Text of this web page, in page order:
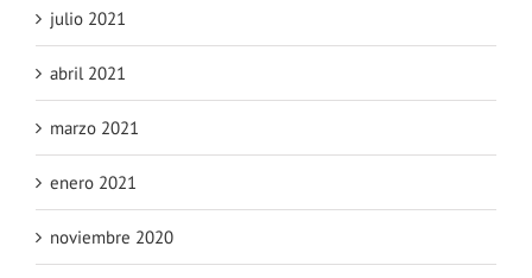
julio 2021
abril 2021
marzo 2021
enero 2021
noviembre 2020